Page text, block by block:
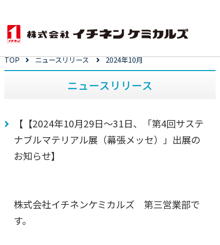
TOP ニュースリリース 2024年10月
ニュースリリース
【【2024年10月29日～31日、「第4回サステ
ナブルマテリアル展（幕張メッセ）」出展の
お知らせ】
株式会社イチネンケミカルズ 第三営業部で
す。